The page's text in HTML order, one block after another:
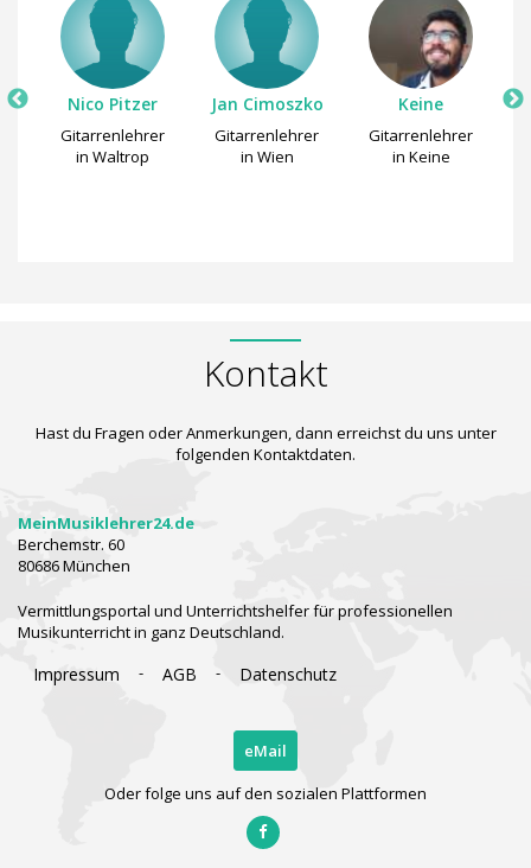
Nico Pitzer
Gitarrenlehrer
in Waltrop
Jan Cimoszko
Gitarrenlehrer
in Wien
Keine
Gitarrenlehrer
in Keine
Kontakt
Hast du Fragen oder Anmerkungen, dann erreichst du uns unter
folgenden Kontaktdaten.
MeinMusiklehrer24.de
Berchemstr. 60
80686 München
Vermittlungsportal und Unterrichtshelfer für professionellen
Musikunterricht in ganz Deutschland.
Impressum - AGB - Datenschutz
eMail
Oder folge uns auf den sozialen Plattformen